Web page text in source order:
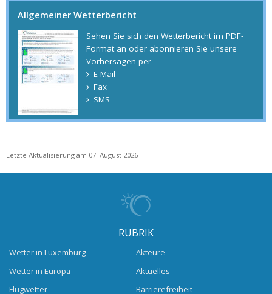
Allgemeiner Wetterbericht
Sehen Sie sich den Wetterbericht im PDF-
Format an oder abonnieren Sie unsere
Vorhersagen per
E-Mail
Fax
SMS
Letzte Aktualisierung am 07. August 2026
RUBRIK
Wetter in Luxemburg
Wetter in Europa
Flugwetter
Akteure
Aktuelles
Barrierefreiheit